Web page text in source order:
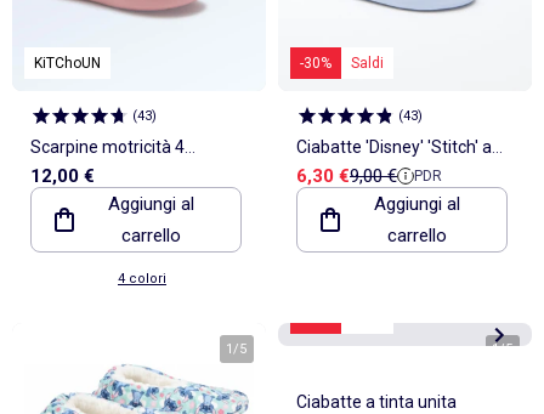
KiTChoUN
(43)
Scarpine motricità 4
\'camminare\' - Kitchoun
12,00 €
Aggiungi al
carrello
4 colori
-30% Saldi
(43)
Ciabatte 'Disney' 'Stitch' a
tinta unita
Prezzo di vendita
6,30 €Prezzo di riferimento
9,00 € PDR
Aggiungi al
carrello
1/5 1/5
Ciabatte a tinta unita